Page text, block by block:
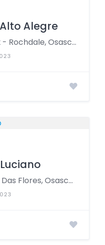
Alegre
Rua Alto Alegre, 352 - Rochdale, Osasco - SP, 06223-070
Rua Jacinto, Jardim Das Flores, Osasco - São Paulo, 06112, Brasil